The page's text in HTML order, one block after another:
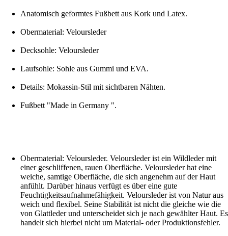
Anatomisch geformtes Fußbett aus Kork und Latex.
Obermaterial: Veloursleder
Decksohle: Veloursleder
Laufsohle: Sohle aus Gummi und EVA.
Details: Mokassin-Stil mit sichtbaren Nähten.
Fußbett "Made in Germany ".
Obermaterial: Veloursleder. Veloursleder ist ein Wildleder mit
einer geschliffenen, rauen Oberfläche. Veloursleder hat eine
weiche, samtige Oberfläche, die sich angenehm auf der Haut
anfühlt. Darüber hinaus verfügt es über eine gute
Feuchtigkeitsaufnahmefähigkeit. Veloursleder ist von Natur aus
weich und flexibel. Seine Stabilität ist nicht die gleiche wie die
von Glattleder und unterscheidet sich je nach gewählter Haut. Es
handelt sich hierbei nicht um Material- oder Produktionsfehler.